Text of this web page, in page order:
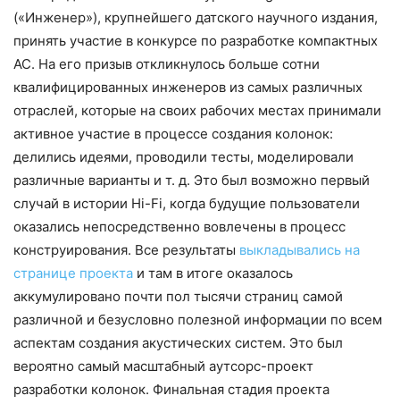
(«Инженер»), крупнейшего датского научного издания,
принять участие в конкурсе по разработке компактных
АС. На его призыв откликнулось больше сотни
квалифицированных инженеров из самых различных
отраслей, которые на своих рабочих местах принимали
активное участие в процессе создания колонок:
делились идеями, проводили тесты, моделировали
различные варианты и т. д. Это был возможно первый
случай в истории Hi-Fi, когда будущие пользователи
оказались непосредственно вовлечены в процесс
конструирования. Все результаты выкладывались на
странице проекта и там в итоге оказалось
аккумулировано почти пол тысячи страниц самой
различной и безусловно полезной информации по всем
аспектам создания акустических систем. Это был
вероятно самый масштабный аутсорс-проект
разработки колонок. Финальная стадия проекта